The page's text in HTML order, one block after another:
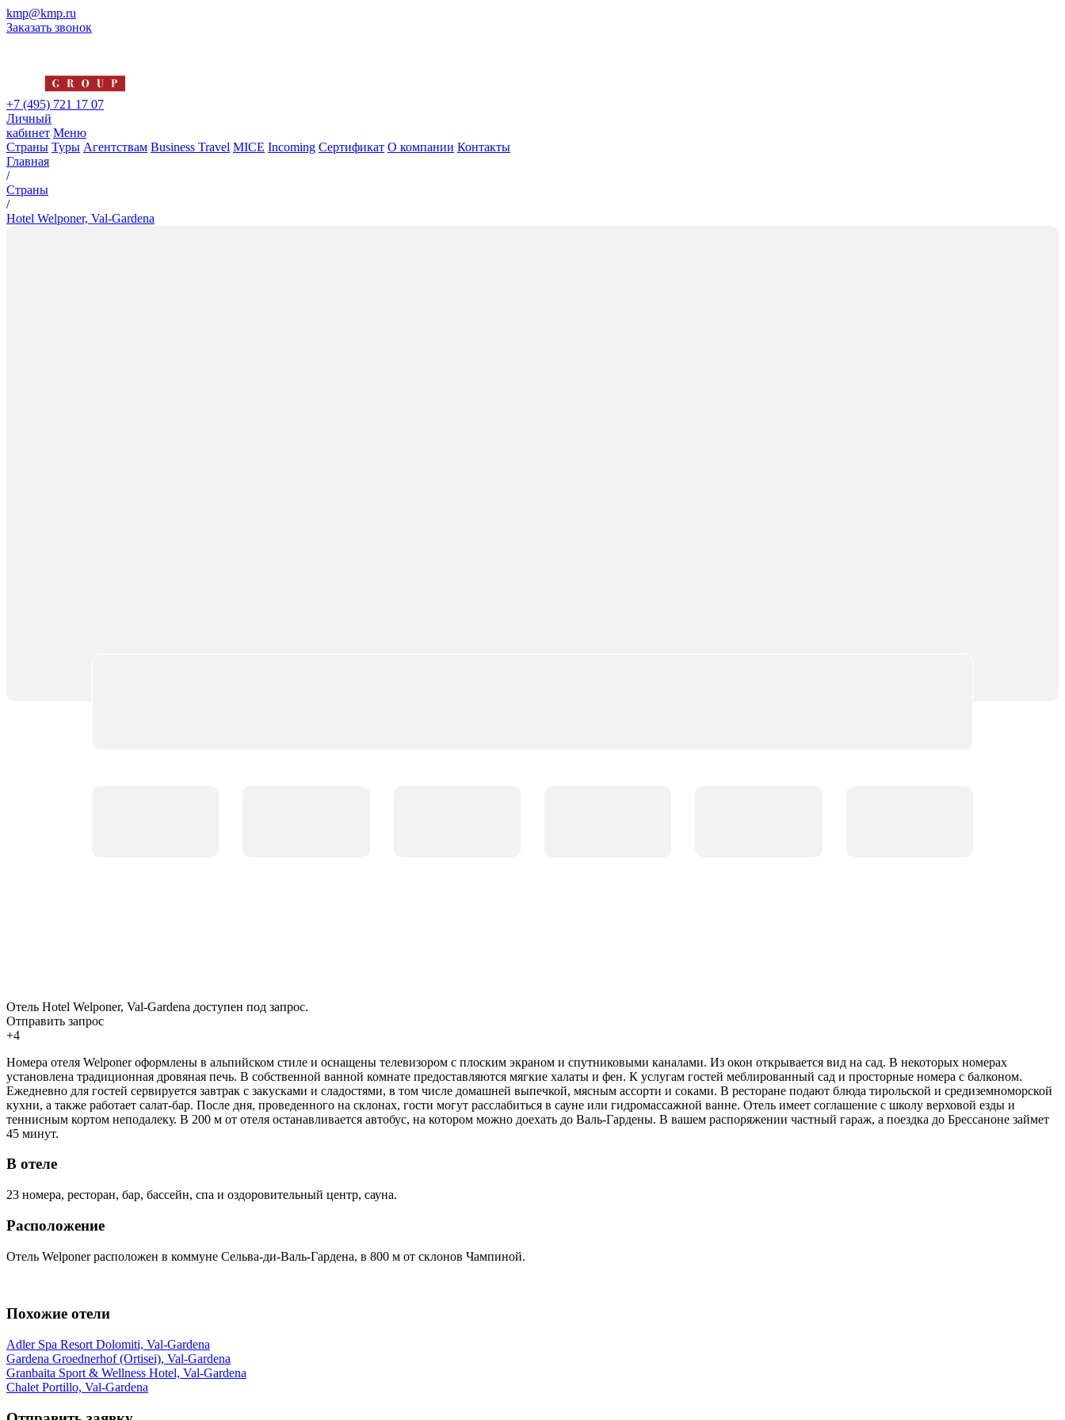
kmp@kmp.ru
Заказать звонок
+7 (495) 721 17 07
Личный
кабинет Меню
Страны Туры Агентствам Business Travel MICE Incoming Сертификат О компании Контакты
Главная
/
Страны
/
Hotel Welponer, Val-Gardena
Отель Hotel Welponer, Val-Gardena доступен под запрос.
Отправить запрос
+4
Номера отеля Welponer оформлены в альпийском стиле и оснащены телевизором с плоским экраном и спутниковыми каналами. Из окон открывается вид на сад. В некоторых номерах
установлена традиционная дровяная печь. В собственной ванной комнате предоставляются мягкие халаты и фен. К услугам гостей меблированный сад и просторные номера с балконом.
Ежедневно для гостей сервируется завтрак с закусками и сладостями, в том числе домашней выпечкой, мясным ассорти и соками. В ресторане подают блюда тирольской и средиземноморской
кухни, а также работает салат-бар. После дня, проведенного на склонах, гости могут расслабиться в сауне или гидромассажной ванне. Отель имеет соглашение с школу верховой езды и
теннисным кортом неподалеку. В 200 м от отеля останавливается автобус, на котором можно доехать до Валь-Гардены. В вашем распоряжении частный гараж, а поездка до Брессаноне займет
45 минут.
В отеле
23 номера, ресторан, бар, бассейн, спа и оздоровительный центр, сауна.
Расположение
Отель Welponer расположен в коммуне Сельва-ди-Валь-Гардена, в 800 м от склонов Чампиной.
Похожие отели
Adler Spa Resort Dolomiti, Val-Gardena
Gardena Groednerhof (Ortisei), Val-Gardena
Granbaita Sport & Wellness Hotel, Val-Gardena
Chalet Portillo, Val-Gardena